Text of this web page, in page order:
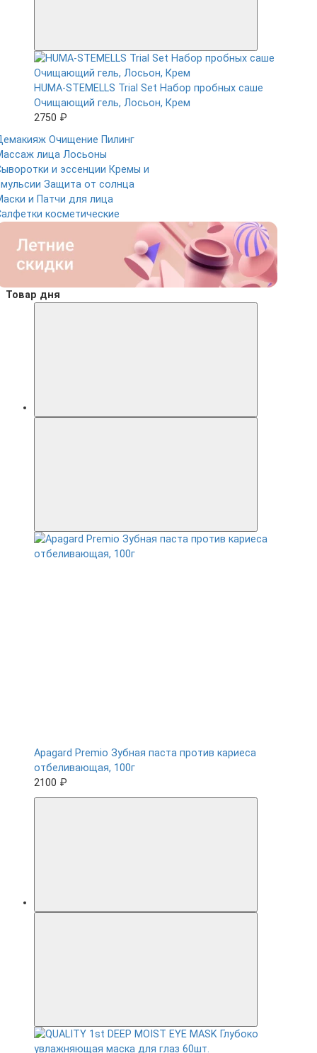
HUMA-STEMELLS Trial Set Набор пробных саше
Очищающий гель, Лосьон, Крем
2750 ₽
Очищение Пилинг
лица Лосьоны
и эссенции Кремы и
Защита от солнца
и Патчи для лица
косметические
Товар дня
Apagard Premio Зубная паста против кариеса
отбеливающая, 100г
2100 ₽